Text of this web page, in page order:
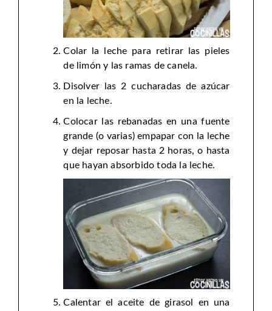
Colar la leche para retirar las pieles
de limón y las ramas de canela.
Disolver las 2 cucharadas de azúcar
en la leche.
Colocar las rebanadas en una fuente
grande (o varias) empapar con la leche
y dejar reposar hasta 2 horas, o hasta
que hayan absorbido toda la leche.
Calentar el aceite de girasol en una